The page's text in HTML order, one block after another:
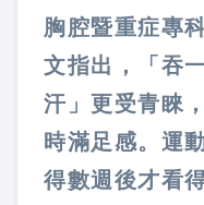
胸腔暨重症專
文指出，「吞
汗」更受青睞
時滿足感。運
得數週後才看